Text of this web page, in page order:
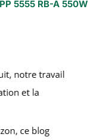
5555 RB-A 550W